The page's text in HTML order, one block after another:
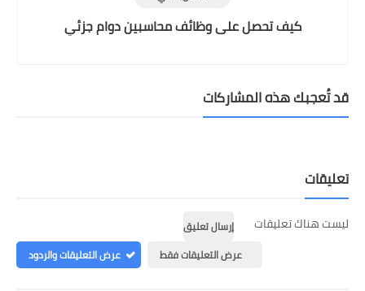
كيف تحصل على وظائف محاسبين دوام جزئي
قد تُعجبك هذه المشاركات
تعليقات
ليست هناك تعليقات
إرسال تعليق
عرض التعليقات فقط
عرض التعليقات والردود